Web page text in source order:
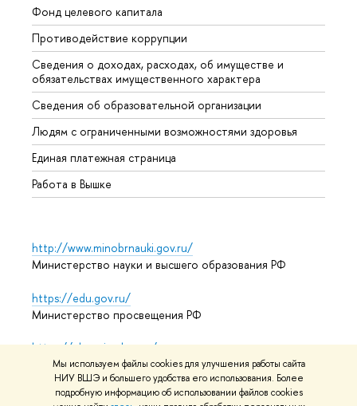
Мы используем файлы cookies для улучшения работы сайта
НИУ ВШЭ и большего удобства его использования. Более
подробную информацию об использовании файлов cookies
Фонд целевого капитала
Противодействие коррупции
Сведения о доходах, расходах, об имуществе и
обязательствах имущественного характера
Сведения об образовательной организации
Людям с ограниченными возможностями здоровья
Единая платежная страница
Работа в Вышке
http://www.minobrnauki.gov.ru/
Министерство науки и высшего образования РФ
https://edu.gov.ru/
Министерство просвещения РФ
https://elearning.hse.ru/mooc
Массовые открытые онлайн-курсы